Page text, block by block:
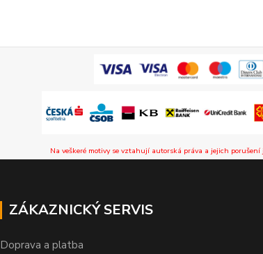
Na veškeré motivy se vztahují autorská práva a jejich
ZÁKAZNICKÝ SERVIS
Doprava a platba